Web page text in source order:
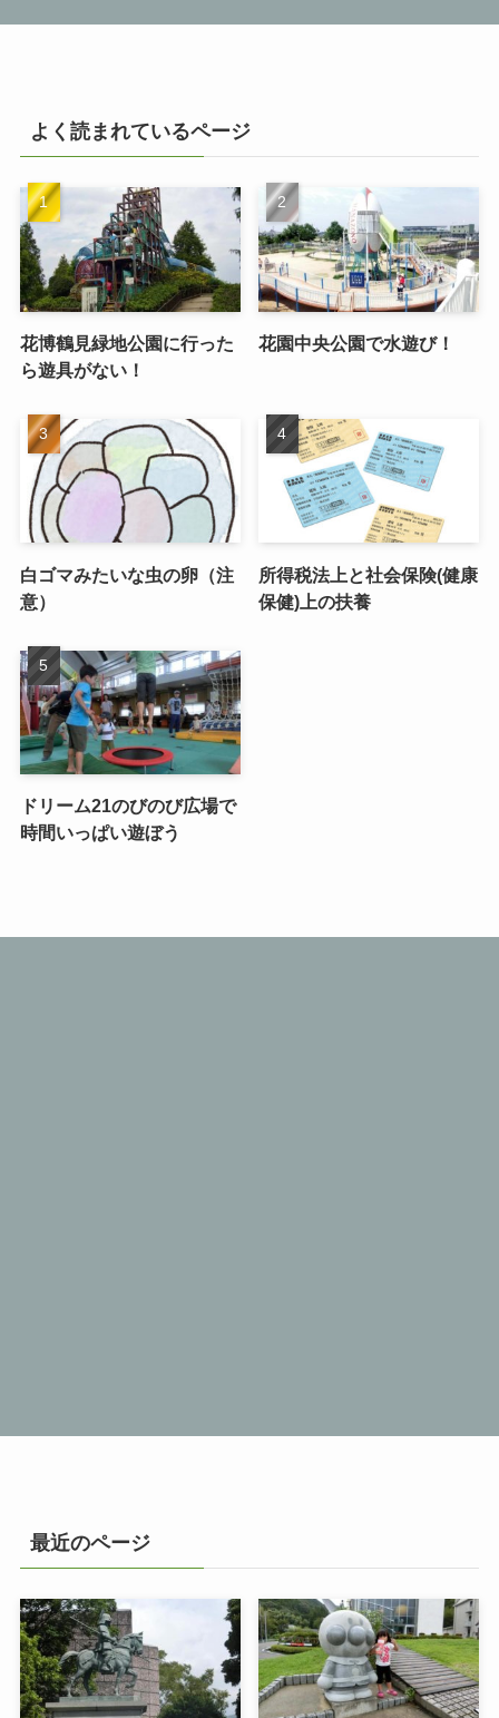
よく読まれているページ
花博鶴見緑地公園に行った
ら遊具がない！
花園中央公園で水遊び！
白ゴマみたいな虫の卵（注
意）
所得税法上と社会保険(健康
保健)上の扶養
ドリーム21のびのび広場で
時間いっぱい遊ぼう
最近のページ